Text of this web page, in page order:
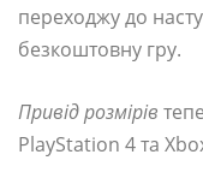
переходжу до
безкоштовну гру.
Привід розмірів
PlayStation 4 та